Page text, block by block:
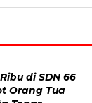
di SDN 66
Orang Tua